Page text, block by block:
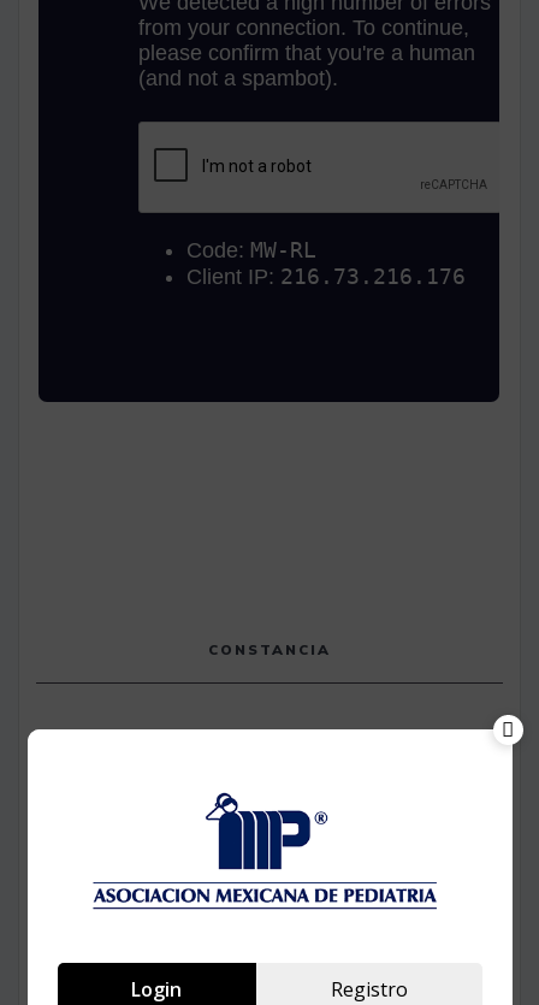
CONSTANCIA
Login Registro